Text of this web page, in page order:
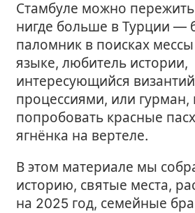
Стамбуле можно пережить
нигде больше в Турции —
паломник в поисках
языке, любитель истории,
интересующийся
процессиями, или гурман,
попробовать красные
ягнёнка на вертеле.
В этом материале мы
историю, святые места,
на 2025 год, семейные